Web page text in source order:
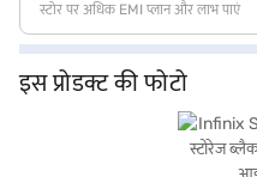
स्टोर पर अधिक EMI प्लान और लाभ पाएं
इस प्रोडक्ट की फोटो